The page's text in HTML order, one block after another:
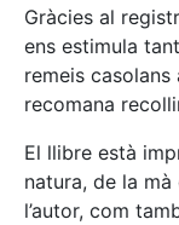
Gràcies al
ens estimula
remeis
recomana
El llibre està
natura, de la
l’autor, com